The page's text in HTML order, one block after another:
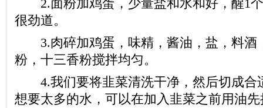
2.面粉加鸡蛋，少量盐和水和好，醒1
很劲道。
3.肉碎加鸡蛋，味精，酱油，盐，料酒
粉，十三香粉搅拌均匀。
4.我们要将韭菜清洗干净，然后切成合
想要太多的水，可以在加入韭菜之前用油